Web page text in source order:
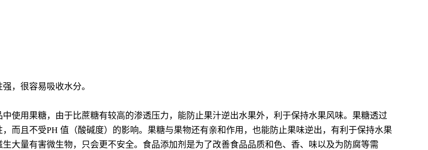
，很容易吸收水分。
使用果糖，由于比蔗糖有较高的渗透压力，能防止果汁逆出水果外，利于保持水果风味。果糖透过
而且不受PH 值（酸碱度）的影响。果糖与果物还有亲和作用，也能防止果味逆出，有利于保持水果
大量有害微生物，只会更不安全。食品添加剂是为了改善食品品质和色、香、味以及为防腐等需